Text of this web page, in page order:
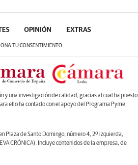
OPINIÓN EXTRAS
TU CONSENTIMIENTO
y una investigación de calidad, gracias al cual ha puesto
ello ha contado con el apoyo del Programa Pyme
Plaza de Santo Domingo, número 4, 2º izquierda,
CRÓNICA). Incluye contenidos de la empresa, de